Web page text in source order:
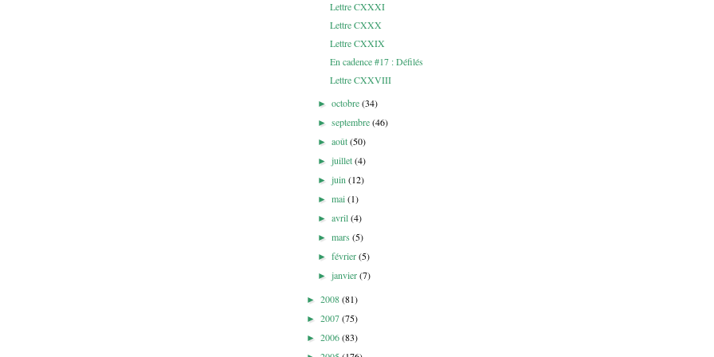
Lettre CXXXI
Lettre CXXX
Lettre CXXIX
En cadence #17 : Défilés
Lettre CXXVIII
►octobre(34)
►septembre(46)
►août(50)
►juillet(4)
►juin(12)
►mai(1)
►avril(4)
►mars(5)
►février(5)
►janvier(7)
► 2008(81)
► 2007(75)
► 2006(83)